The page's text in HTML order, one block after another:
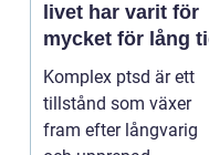
livet har varit för
mycket för lång
Komplex ptsd är ett
tillstånd som växer
fram efter långvarig